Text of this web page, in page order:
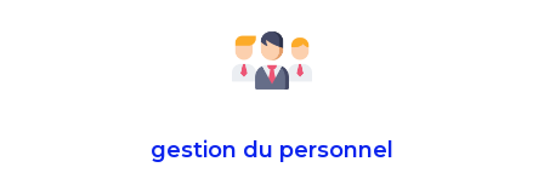
gestion du personnel